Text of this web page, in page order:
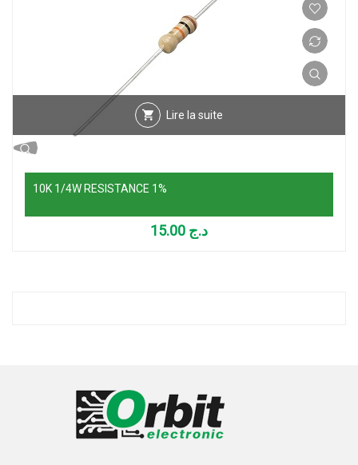
Lire la suite
10K 1/4W RESISTANCE 1%
د.ج